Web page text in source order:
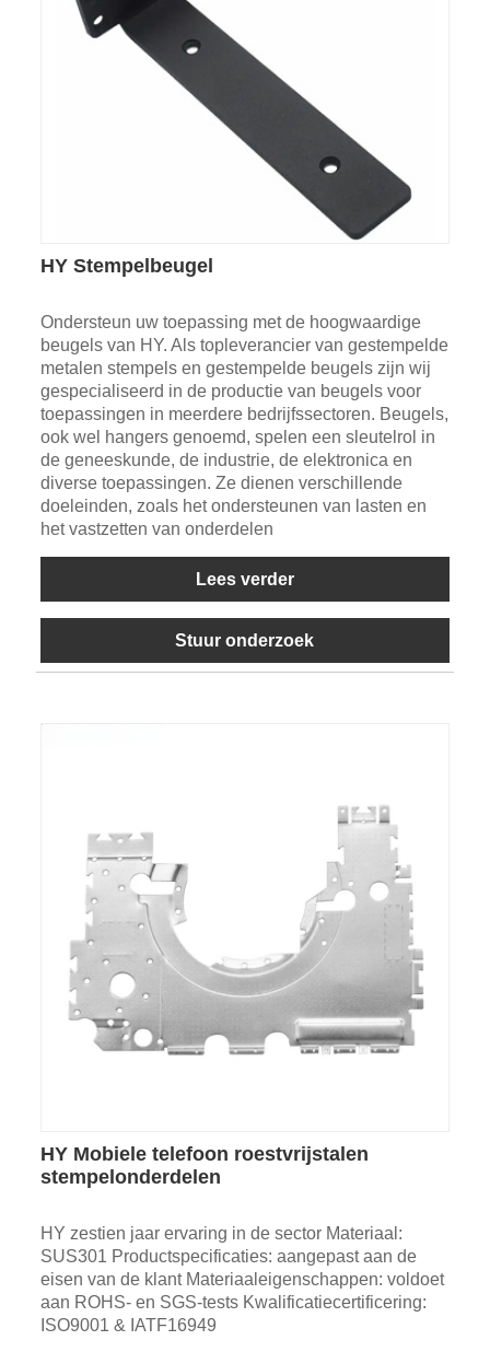
HY Stempelbeugel
Ondersteun uw toepassing met de hoogwaardige
beugels van HY. Als topleverancier van gestempelde
metalen stempels en gestempelde beugels zijn wij
gespecialiseerd in de productie van beugels voor
toepassingen in meerdere bedrijfssectoren. Beugels,
ook wel hangers genoemd, spelen een sleutelrol in
de geneeskunde, de industrie, de elektronica en
diverse toepassingen. Ze dienen verschillende
doeleinden, zoals het ondersteunen van lasten en
het vastzetten van onderdelen
Lees verder
Stuur onderzoek
HY Mobiele telefoon roestvrijstalen
stempelonderdelen
HY zestien jaar ervaring in de sector Materiaal:
SUS301 Productspecificaties: aangepast aan de
eisen van de klant Materiaaleigenschappen: voldoet
aan ROHS- en SGS-tests Kwalificatiecertificering:
ISO9001 & IATF16949